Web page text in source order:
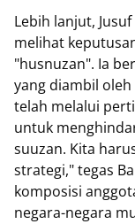
Lebih lanjut,
melihat
"husnuzan". Ia
yang diambil
telah melalui
untuk
suuzan. Kita
strategi," tegas
komposisi
negara-negara